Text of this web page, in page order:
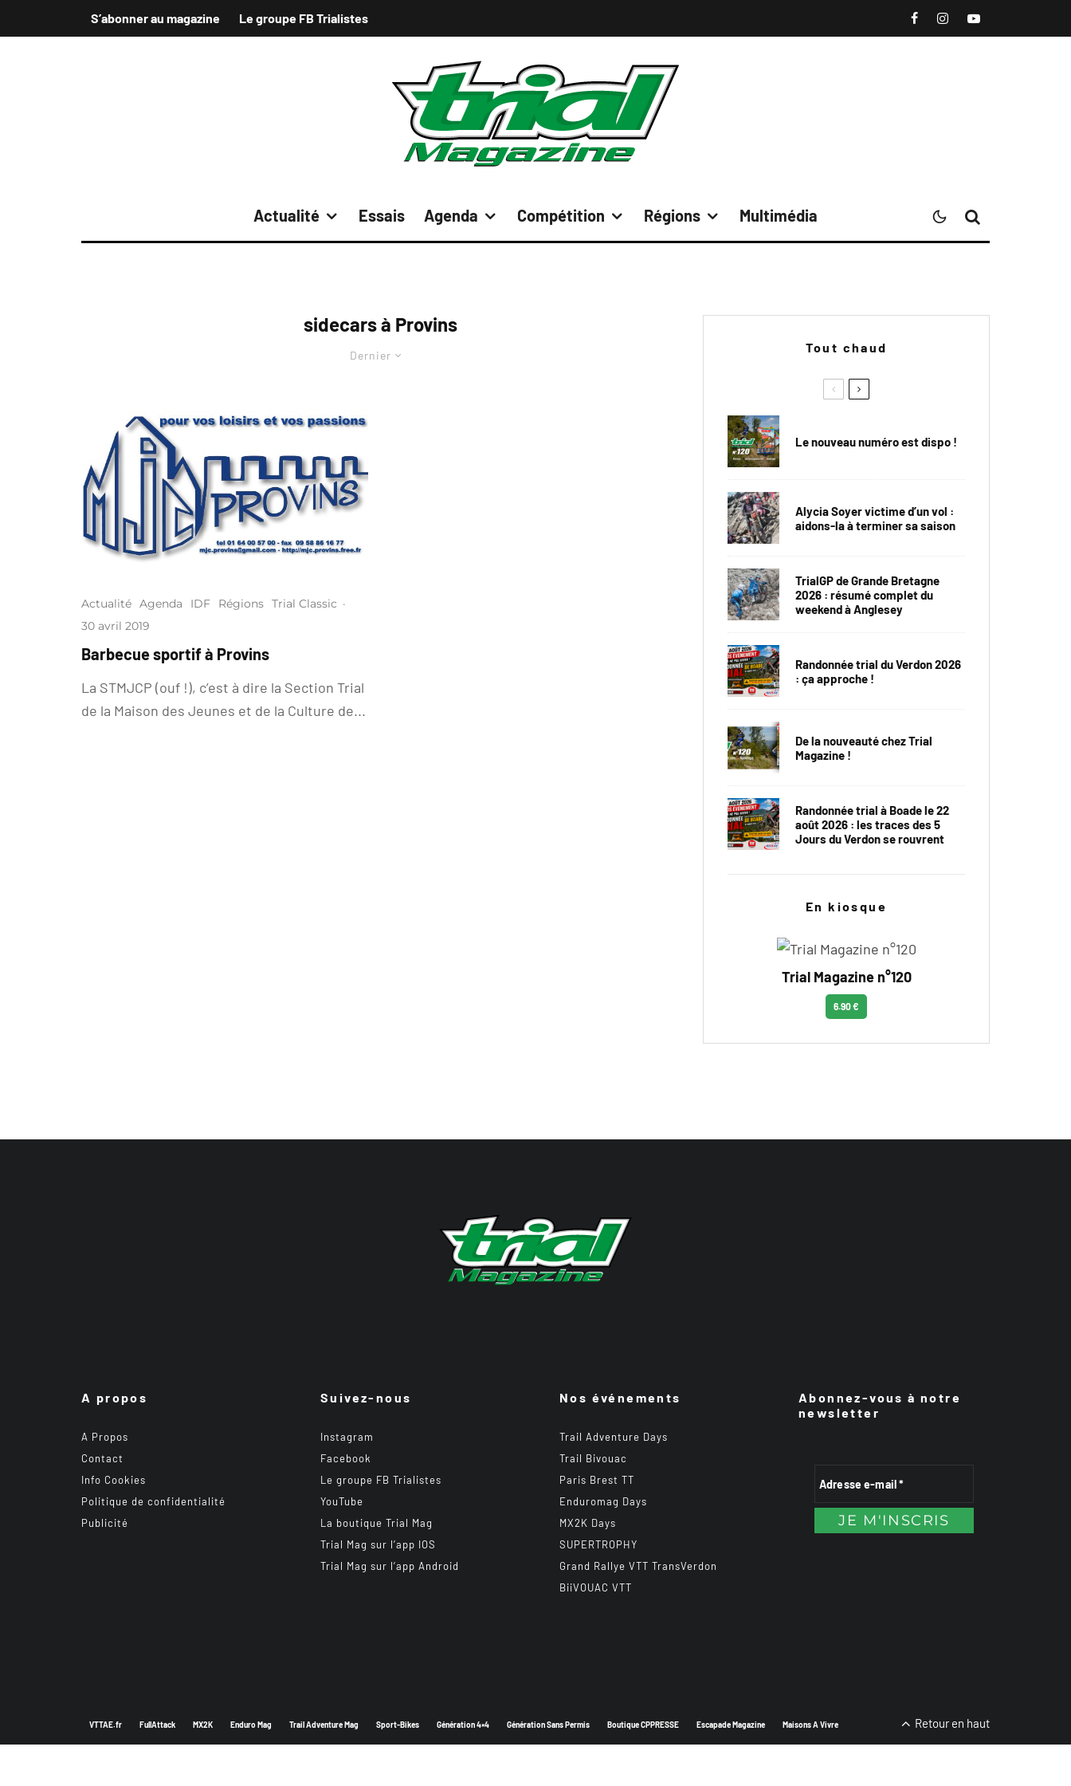
S’abonner au magazine Le groupe FB Trialistes
Actualité Essais Agenda Compétition Régions Multimédia
sidecars à Provins
Dernier
Actualité Agenda IDF Régions Trial Classic ·
30 avril 2019
Barbecue sportif à Provins
La STMJCP (ouf !), c’est à dire la Section Trial
de la Maison des Jeunes et de la Culture de...
Tout chaud
Le nouveau numéro est dispo !
Alycia Soyer victime d’un vol :
aidons-la à terminer sa saison
TrialGP de Grande Bretagne
2026 : résumé complet du
weekend à Anglesey
Randonnée trial du Verdon 2026
: ça approche !
De la nouveauté chez Trial
Magazine !
Randonnée trial à Boade le 22
août 2026 : les traces des 5
Jours du Verdon se rouvrent
En kiosque
Trial Magazine n°120
6.90 €
A propos
A Propos
Contact
Info Cookies
Politique de confidentialité
Publicité
Suivez-nous
Instagram
Facebook
Le groupe FB Trialistes
YouTube
La boutique Trial Mag
Trial Mag sur l’app IOS
Trial Mag sur l’app Android
Nos événements
Trail Adventure Days
Trail Bivouac
Paris Brest TT
Enduromag Days
MX2K Days
SUPERTROPHY
Grand Rallye VTT TransVerdon
BiiVOUAC VTT
Abonnez-vous à notre
newsletter
VTTAE.fr FullAttack MX2K Enduro Mag Trail Adventure Mag Sport-Bikes Génération 4×4 Génération Sans Permis Boutique CPPRESSE Escapade Magazine Maisons A Vivre Retour en haut